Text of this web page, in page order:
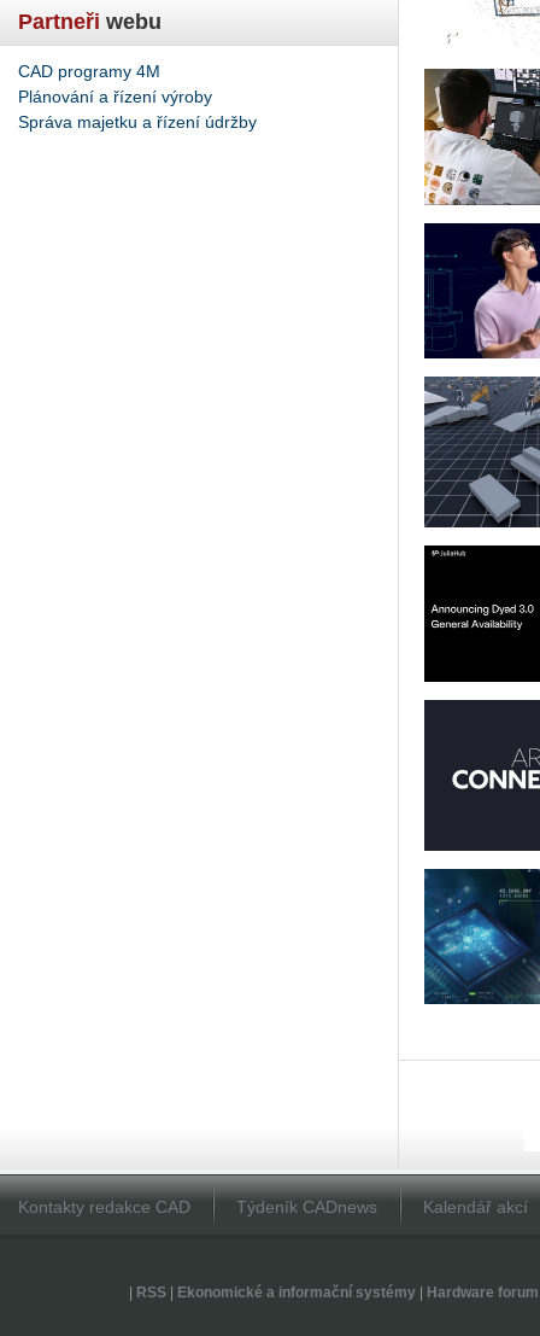
Partneři webu
CAD programy 4M
Plánování a řízení výroby
Správa majetku a řízení údržby
Kontakty redakce CAD Týdeník CADnews Kalendář akcí
RSS| Ekonomické a informační systémy| Hardware forum